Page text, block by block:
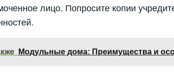
лицо. Попросите копии
Модульные дома: Преимущества и